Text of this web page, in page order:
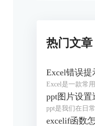
热门文章